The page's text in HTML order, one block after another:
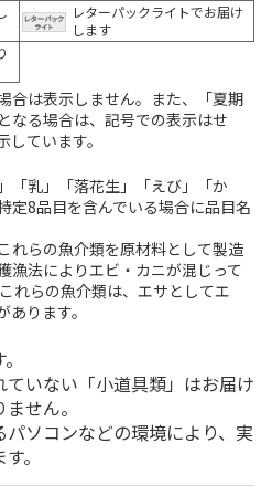
レターパックライトでお届け
します
合は表示しません。また、「夏期
なる場合は、記号での表示はせ
ています。
「乳」「落花生」「えび」「か
定8品目を含んでいる場合に品目名
れらの魚介類を原材料として製造
漁法によりエビ・カニが混じって
れらの魚介類は、エサとしてエ
ります。
いない「小道具類」はお届け
せん。
ソコンなどの環境により、実
。